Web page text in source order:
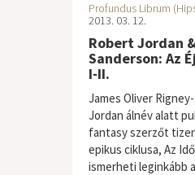
Profundus Librum
2013. 03. 12.
Robert Jordan
Sanderson: Az
I-II.
James Oliver
Jordan álnév alatt
fantasy szerzőt
epikus ciklusa, Az
ismerheti leginkább